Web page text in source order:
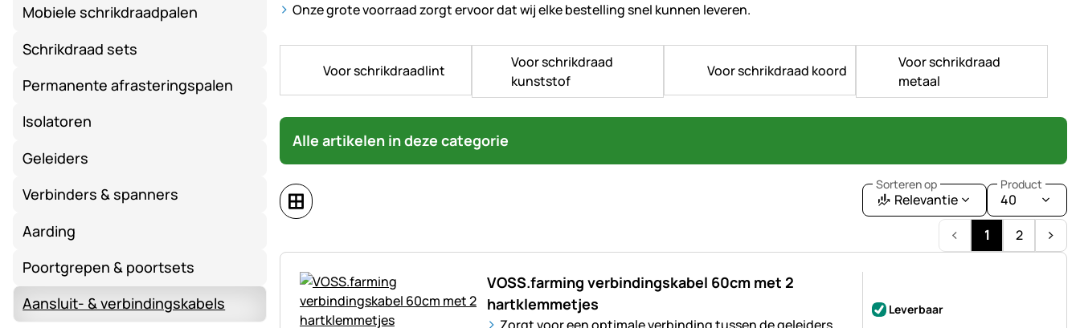
Mobiele schrikdraadpalen
Schrikdraad sets
Permanente afrasteringspalen
Isolatoren
Geleiders
Verbinders & spanners
Aarding
Poortgrepen & poortsets
Aansluit- & verbindingskabels
Onze grote voorraad zorgt ervoor dat wij elke bestelling snel kunnen leveren.
Voor schrikdraadlint
Voor schrikdraad
kunststof
Voor schrikdraad koord
Voor schrikdraad
metaal
Alle artikelen in deze categorie
Sorteren op
Relevantie
Product
40
1
2
VOSS.farming verbindingskabel 60cm met 2
hartklemmetjes
Leverbaar